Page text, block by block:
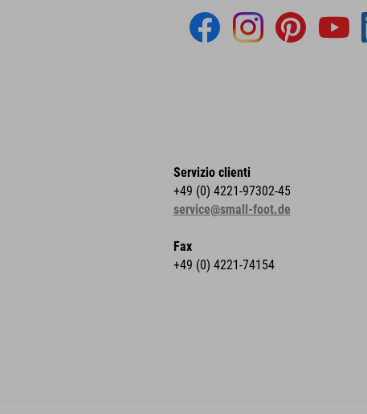
Servizio clienti
+49 (0) 4221-97302-45
service@small-foot.de
Fax
+49 (0) 4221-74154